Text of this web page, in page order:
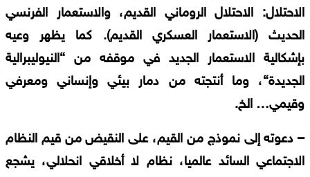
الاحتلال: الاحتلال الروماني القديم، والاستعمار الفرنسي
الحديث(الاستعمار العسكري القديم). كما يظهر
وعيه
بإشكالية الاستعمار الجديد في موقفه من “النيوليبرالية
الجديدة“، وما أنتجته من دمار بيئي وإنساني ومعرفي
وقيمي… الخ.
– دعوته إلى نموذج من القيم، على النقيض من قيم النظام
الاجتماعي السائد عالميا، نظام لا أخلاقي انحلالي، يشجع